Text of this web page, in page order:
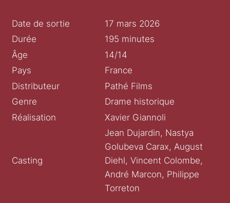
Date de sortie
17 mars 2026
Durée
195 minutes
Âge
14/14
Pays
France
Distributeur
Pathé Films
Genre
Drame historique
Réalisation
Xavier Giannoli
Casting
Jean Dujardin, Nastya
Golubeva Carax, August
Diehl, Vincent Colombe,
André Marcon, Philippe
Torreton